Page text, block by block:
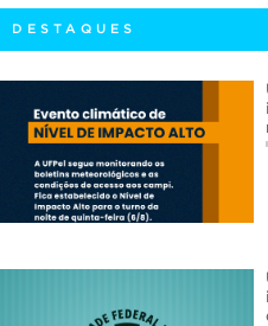
PORTARIAS
DESTAQUES